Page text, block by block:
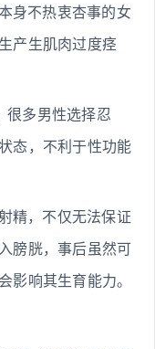
身不热衷杏事的女
产生肌肉过度痉
很多男性选择忍
态，不利于性功能
精，不仅无法保证
膀胱，事后虽然可
影响其生育能力。